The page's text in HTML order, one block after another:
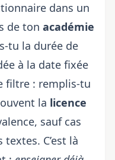
dans un
de ton académie
tu la durée de
à la date fixée
filtre : remplis-tu
la licence
sauf cas
C’est là